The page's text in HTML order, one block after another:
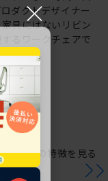
ダクトデザイナー
具にはないリビン
るワークチェアで
リーズの特徴を見る
×